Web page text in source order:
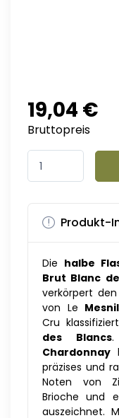
19,04 €
Bruttopreis
Produkt-
Die halbe
Brut Blanc
verkörpert
von Le
Cru
des Blancs.
Chardonnay
präzises und
Noten von
Brioche und
auszeichnet.